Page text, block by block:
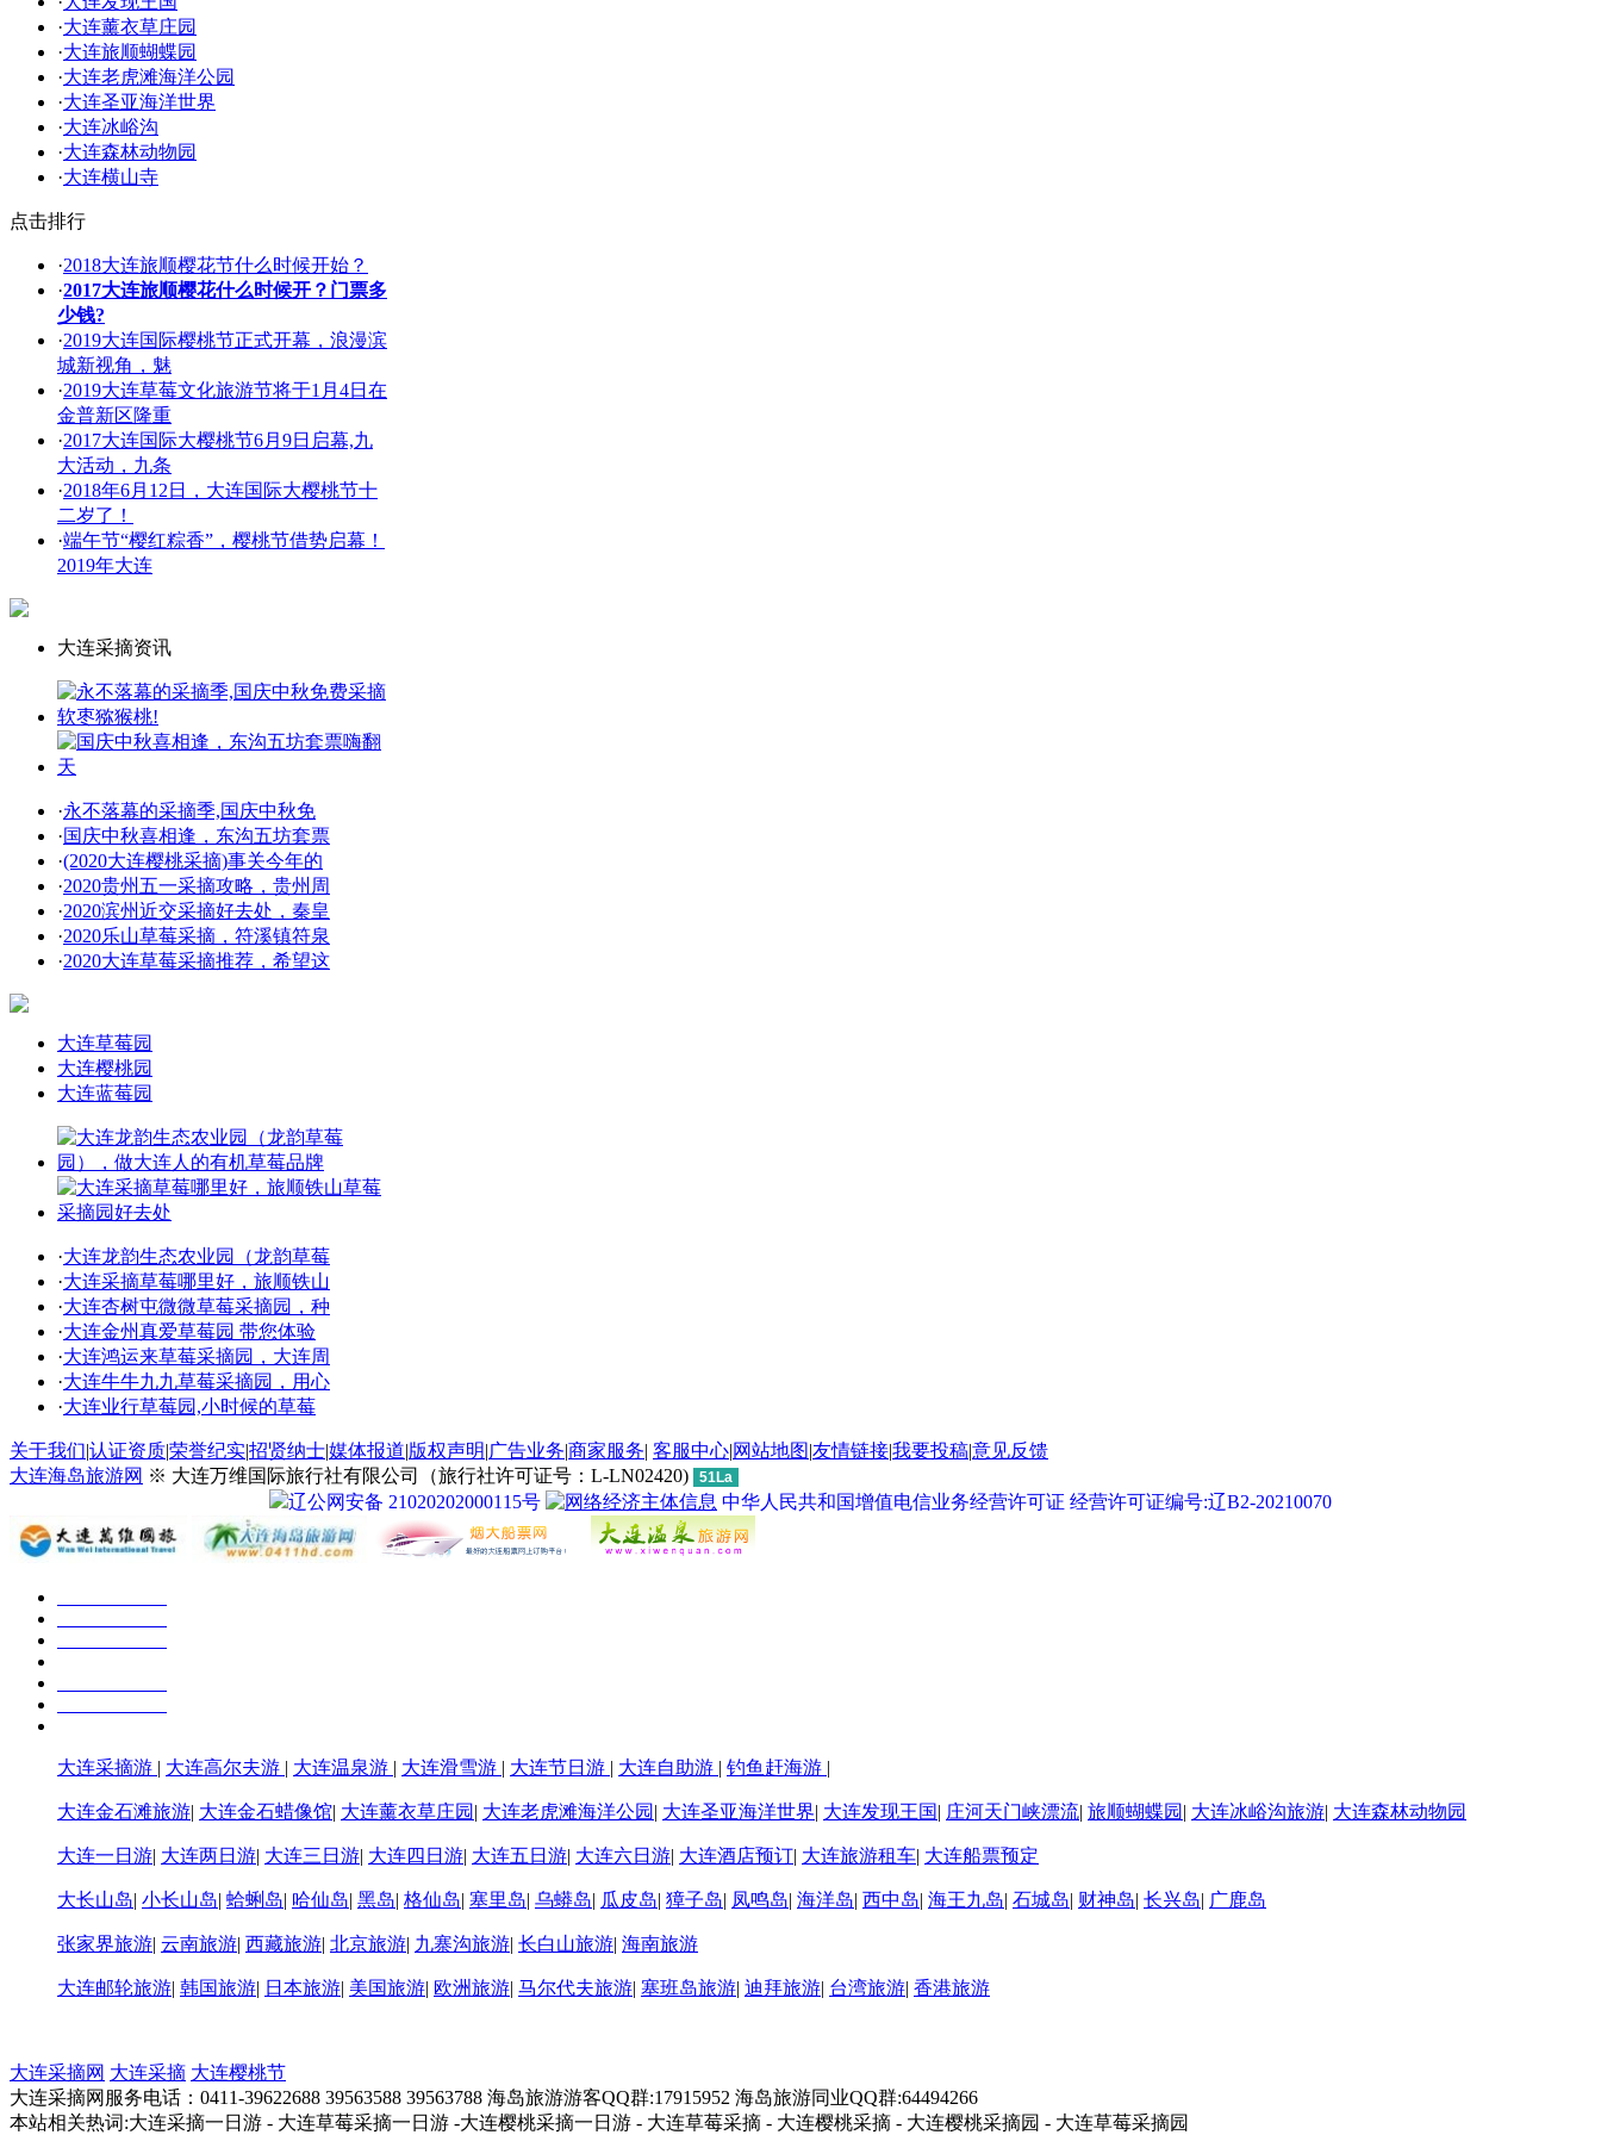
·大连薰衣草庄园
·大连旅顺蝴蝶园
·大连老虎滩海洋公园
·大连圣亚海洋世界
·大连冰峪沟
·大连森林动物园
·大连横山寺
点击排行
·2018大连旅顺樱花节什么时候开始？
·2017大连旅顺樱花什么时候开？门票多
少钱?
·2019大连国际樱桃节正式开幕，浪漫滨
城新视角，魅
·2019大连草莓文化旅游节将于1月4日在
金普新区隆重
·2017大连国际大樱桃节6月9日启幕,九
大活动，九条
·2018年6月12日，大连国际大樱桃节十
二岁了！
·端午节“樱红粽香”，樱桃节借势启幕！
2019年大连
大连采摘资讯
·永不落幕的采摘季,国庆中秋免
·国庆中秋喜相逢，东沟五坊套票
·(2020大连樱桃采摘)事关今年的
·2020贵州五一采摘攻略，贵州周
·2020滨州近交采摘好去处，秦皇
·2020乐山草莓采摘，符溪镇符泉
·2020大连草莓采摘推荐，希望这
大连草莓园
大连樱桃园
大连蓝莓园
·大连龙韵生态农业园（龙韵草莓
·大连采摘草莓哪里好，旅顺铁山
·大连杏树屯微微草莓采摘园，种
·大连金州真爱草莓园 带您体验
·大连鸿运来草莓采摘园，大连周
·大连牛牛九九草莓采摘园，用心
·大连业行草莓园,小时候的草莓
关于我们|认证资质|荣誉纪实|招贤纳士|媒体报道|版权声明|广告业务|商家服务| 客服中心|网站地图|友情链接|我要投稿|意见反馈
大连海岛旅游网 ※ 大连万维国际旅行社有限公司（旅行社许可证号：L-LN02420) 51La
辽公网安备 21020202000115号 中华人民共和国增值电信业务经营许可证 经营许可证编号:辽B2-20210070
大连采摘游 | 大连高尔夫游 | 大连温泉游 | 大连滑雪游 | 大连节日游 | 大连自助游 | 钓鱼赶海游 |
大连金石滩旅游| 大连金石蜡像馆| 大连薰衣草庄园 | 大连老虎滩海洋公园 | 大连圣亚海洋世界| 大连发现王国| 庄河天门峡漂流| 旅顺蝴蝶园 | 大连冰峪沟旅游| 大连森林动物园
大连一日游| 大连两日游| 大连三日游| 大连四日游| 大连五日游| 大连六日游| 大连酒店预订| 大连旅游租车| 大连船票预定
大长山岛| 小长山岛| 蛤蜊岛| 哈仙岛| 黑岛| 格仙岛| 塞里岛| 乌蟒岛| 瓜皮岛| 獐子岛| 凤鸣岛| 海洋岛| 西中岛| 海王九岛| 石城岛| 财神岛| 长兴岛| 广鹿岛
张家界旅游| 云南旅游| 西藏旅游| 北京旅游| 九寨沟旅游| 长白山旅游| 海南旅游
大连邮轮旅游| 韩国旅游| 日本旅游| 美国旅游| 欧洲旅游| 马尔代夫旅游| 塞班岛旅游| 迪拜旅游| 台湾旅游| 香港旅游
大连采摘网 大连采摘 大连樱桃节
大连采摘网服务电话：0411-39622688 39563588 39563788 海岛旅游游客QQ群:17915952 海岛旅游同业QQ群:64494266
本站相关热词:大连采摘一日游 - 大连草莓采摘一日游 -大连樱桃采摘一日游 - 大连草莓采摘 - 大连樱桃采摘 - 大连樱桃采摘园 - 大连草莓采摘园